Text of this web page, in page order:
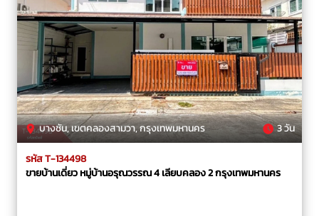
บางชัน, เขตคลองสามวา, กรุงเทพมหานคร 3 วัน
รหัส T-134498
ขายบ้านเดี่ยว หมู่บ้านอรุณวรรณ 4 เลียบคลอง 2 กรุงเทพมหานคร